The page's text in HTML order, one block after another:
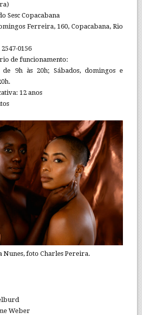
Sesc Copacabana
Ferreira, 160, Copacabana, Rio
0156
de funcionamento:
9h às 20h; Sábados, domingos e
12 anos
Nunes, foto Charles Pereira.
Weber